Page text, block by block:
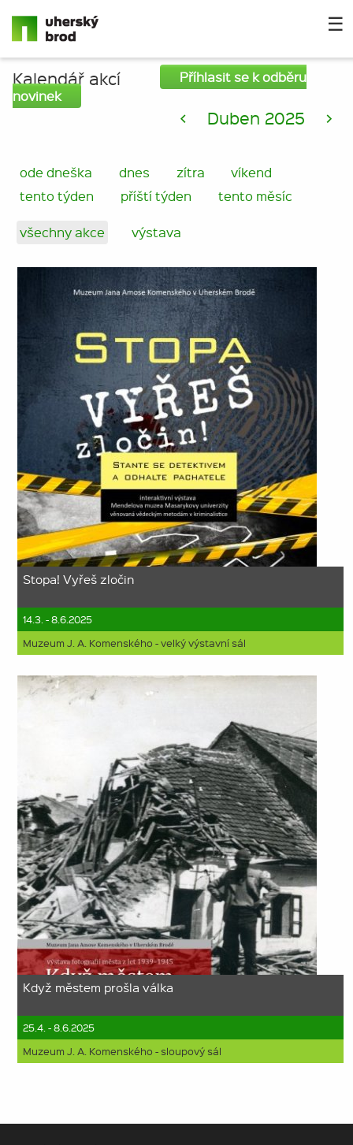
☰
Kalendář akcí
Příhlasit se k odběru
novinek
< Duben 2025 >
ode dneška dnes zítra
víkend
tento týden
příští týden tento měsíc
všechny akce výstava
Stopa! Vyřeš zločin
14.3. - 8.6.2025
Muzeum J. A. Komenského - velký výstavní sál
Když městem prošla válka
25.4. - 8.6.2025
Muzeum J. A. Komenského - sloupový sál